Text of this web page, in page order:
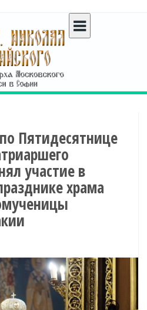
Пятидесятнице
участие в
храма